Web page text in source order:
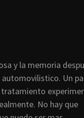
y la memoria
automovilistico. Un
No hay que